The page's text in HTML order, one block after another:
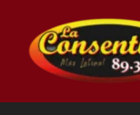
contenido